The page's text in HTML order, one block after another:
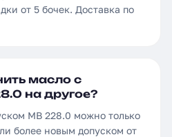
от 5 бочек. Доставка по
масло с
на другое?
MB 228.0 можно только
более новым допуском от